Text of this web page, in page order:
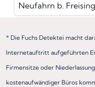
Neufahrn b. Freising
* Die Fuchs Detektei macht
Internetauftritt aufgeführten
Firmensitze oder
kostenaufwändiger Büros